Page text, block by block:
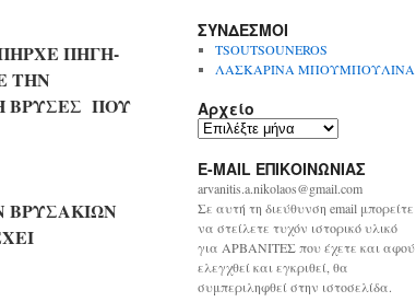
ΠΗΓΗ-
ΤΗΝ
ΒΡΥΣΕΣ ΠΟΥ
ΒΡΥΣΑΚΙΩΝ
ΣΥΝΔΕΣΜΟΙ
TSOUTSOUNEROS
ΛΑΣΚΑΡΙΝΑ ΜΠΟΥΜΠΟΥΛΙΝΑ
Αρχείο
Α
χ
ε
ί
ο
E-MAIL ΕΠΙΚΟΙΝΩΝΙΑΣ
arvanitis.a.nikolaos@gmail.com
Σε αυτή τη διεύθυνση email μπορείτε
να στείλετε τυχόν ιστορικό υλικό
για ΑΡΒΑΝΙΤΕΣ που έχετε και αφού
ελεγχθεί και εγκριθεί, θα
συμπεριληφθεί στην ιστοσελίδα.